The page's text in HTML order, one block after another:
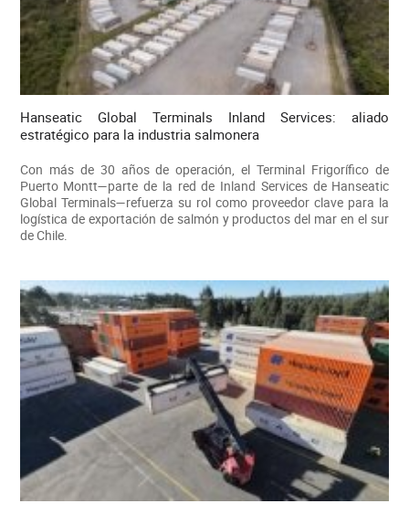
Hanseatic Global Terminals Inland Services: aliado
estratégico para la industria salmonera
Con más de 30 años de operación, el Terminal Frigorífico de
Puerto Montt—parte de la red de Inland Services de Hanseatic
Global Terminals—refuerza su rol como proveedor clave para la
logística de exportación de salmón y productos del mar en el sur
de Chile.